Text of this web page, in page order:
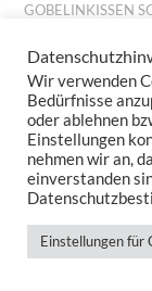
GOBELINKISSEN
JACQUARD
JACQUARD KISSEN
KISSENBEZÜGE,
MITTELDECKEN,
TISCHBAND,
TISCHDECKEN,
JACQUARD
Wir verwenden
Bedürfnisse
oder ablehnen
Einstellungen
nehmen wir an,
einverstanden
Einstellungen für